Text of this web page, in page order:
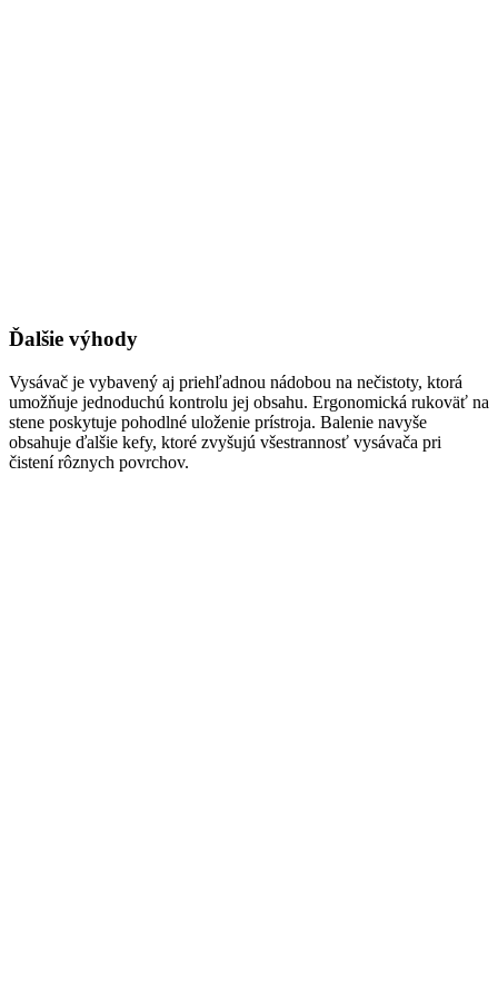
Ďalšie výhody
Vysávač je vybavený aj priehľadnou nádobou na nečistoty, ktorá
umožňuje jednoduchú kontrolu jej obsahu. Ergonomická rukoväť na
stene poskytuje pohodlné uloženie prístroja. Balenie navyše
obsahuje ďalšie kefy, ktoré zvyšujú všestrannosť vysávača pri
čistení rôznych povrchov.